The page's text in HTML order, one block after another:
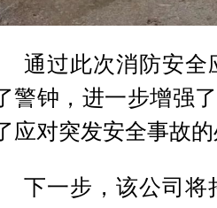
通过此次消防安全
警钟，进一步增强
应对突发安全事故
下一步，该公司将